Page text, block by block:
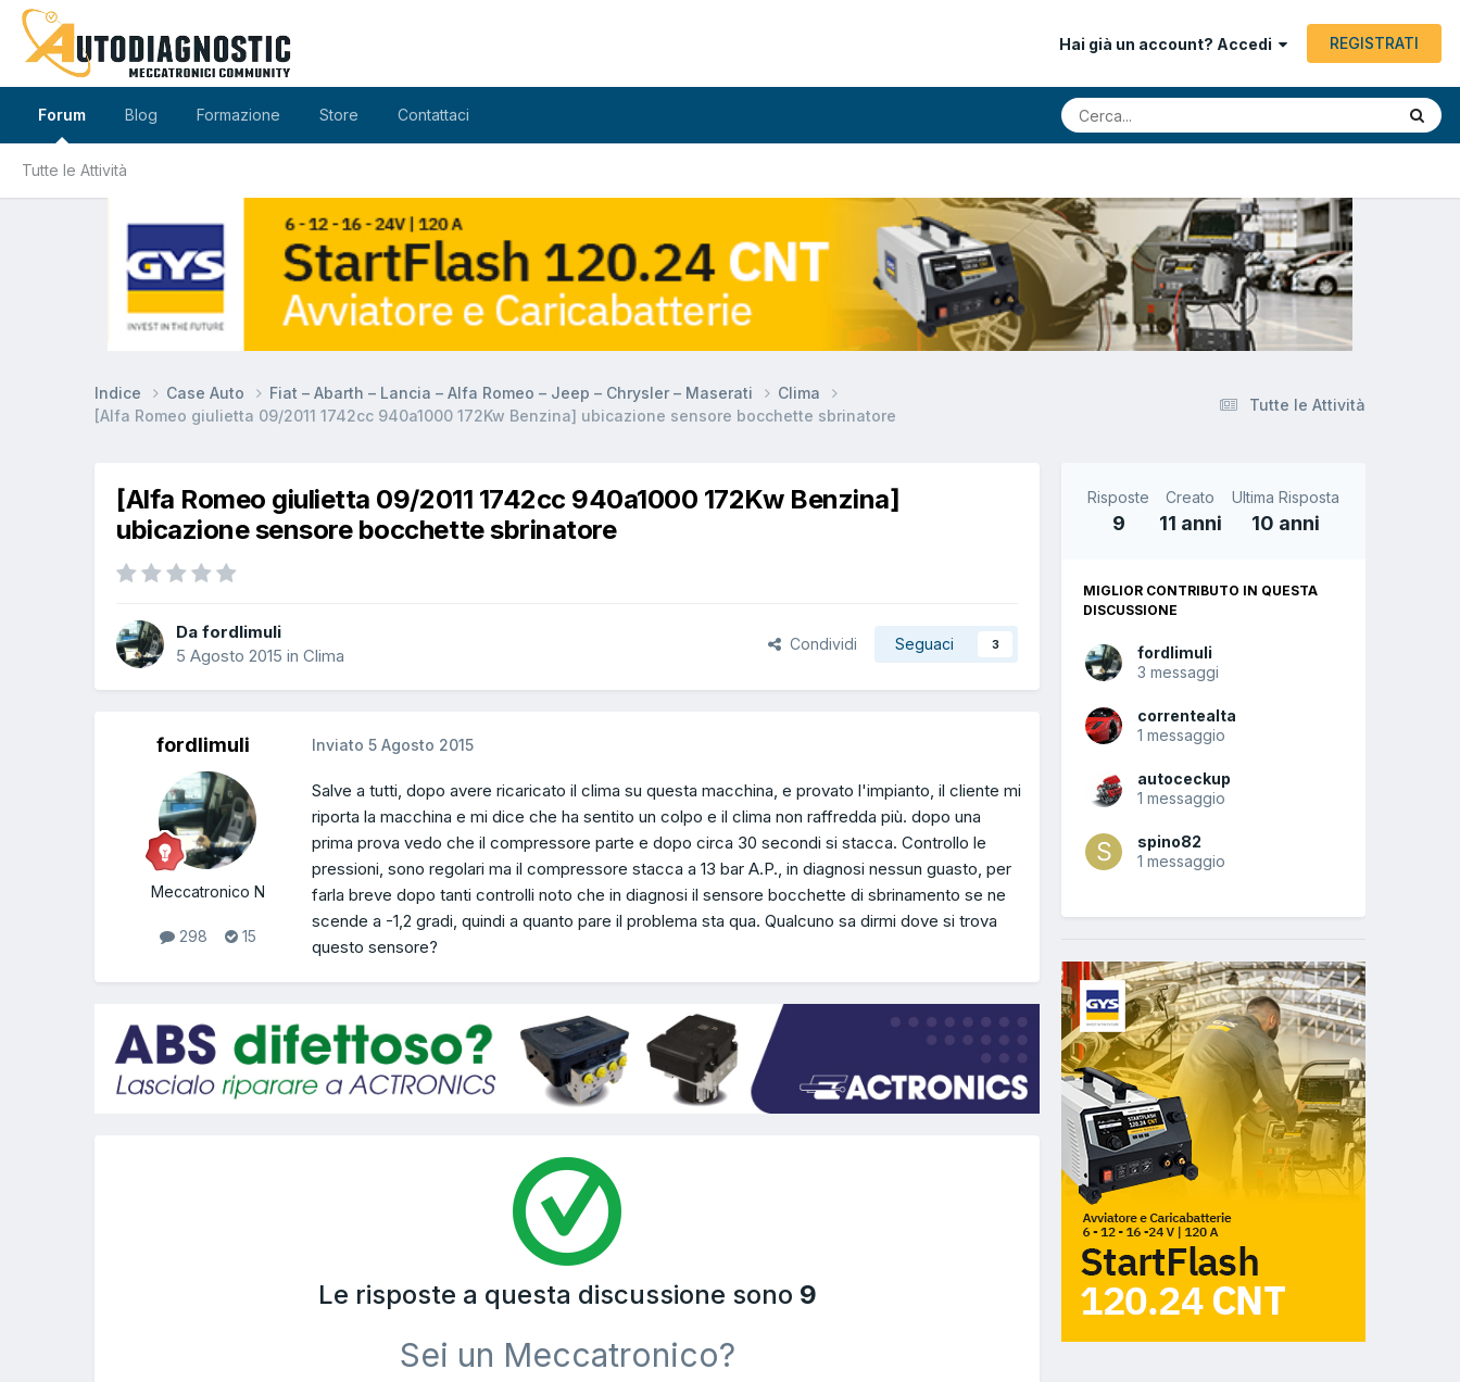
Hai già un account? Accedi REGISTRATI
Forum
Tutte le Attività
Blog Formazione Store Contattaci
Tutte le Attività
Indice Case Auto Fiat – Abarth – Lancia – Alfa Romeo – Jeep – Chrysler – Maserati
Clima
[Alfa Romeo giulietta 09/2011 1742cc 940a1000 172Kw Benzina] ubicazione sensore bocchette sbrinatore
[Alfa Romeo giulietta 09/2011 1742cc 940a1000 172Kw Benzina]
ubicazione sensore bocchette sbrinatore
Da fordlimuli
5 Agosto 2015 in Clima
Condividi Seguaci 3
fordlimuli
Meccatronico N
298 15
Inviato 5 Agosto 2015
Salve a tutti, dopo avere ricaricato il clima su questa macchina, e provato l'impianto, il cliente mi
riporta la macchina e mi dice che ha sentito un colpo e il clima non raffredda più. dopo una
prima prova vedo che il compressore parte e dopo circa 30 secondi si stacca. Controllo le
pressioni, sono regolari ma il compressore stacca a 13 bar A.P., in diagnosi nessun guasto, per
farla breve dopo tanti controlli noto che in diagnosi il sensore bocchette di sbrinamento se ne
scende a -1,2 gradi, quindi a quanto pare il problema sta qua. Qualcuno sa dirmi dove si trova
questo sensore?
Le risposte a questa discussione sono 9
Sei un Meccatronico?
Risposte
9
Creato
11 anni
Ultima Risposta
10 anni
MIGLIOR CONTRIBUTO IN QUESTA
DISCUSSIONE
fordlimuli
3 messaggi
correntealta
1 messaggio
autoceckup
1 messaggio
spino82
1 messaggio